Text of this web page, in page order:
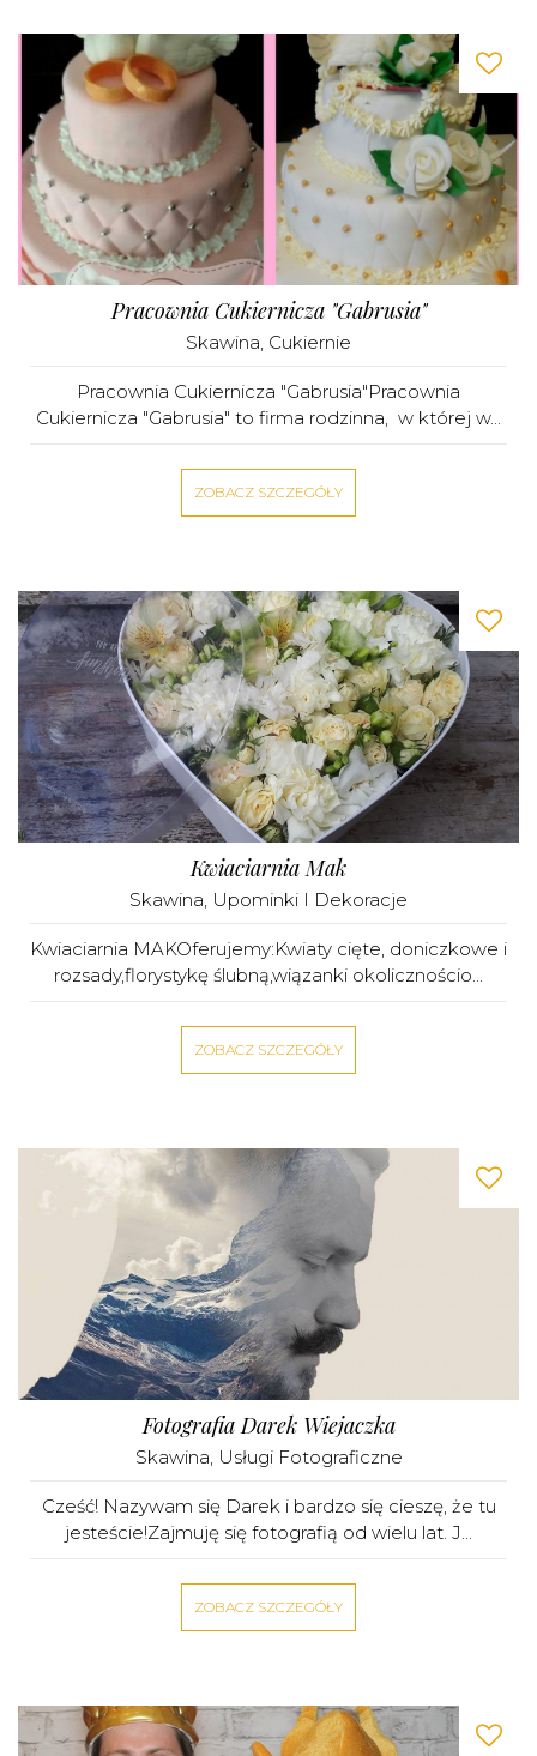
Pracownia Cukiernicza "Gabrusia"
Skawina, Cukiernie
Pracownia Cukiernicza "Gabrusia"Pracownia
Cukiernicza "Gabrusia" to firma rodzinna, w której w...
ZOBACZ SZCZEGÓŁY
Kwiaciarnia Mak
Skawina, Upominki I Dekoracje
Kwiaciarnia MAKOferujemy:Kwiaty cięte, doniczkowe i
rozsady,florystykę ślubną,wiązanki okolicznościo...
ZOBACZ SZCZEGÓŁY
Fotografia Darek Wiejaczka
Skawina, Usługi Fotograficzne
Cześć! Nazywam się Darek i bardzo się cieszę, że tu
jesteście!Zajmuję się fotografią od wielu lat. J...
ZOBACZ SZCZEGÓŁY